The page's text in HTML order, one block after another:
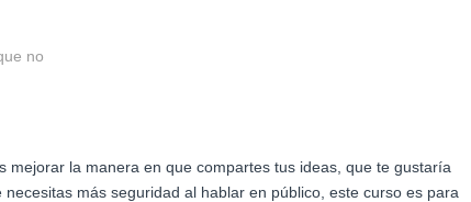
no
mejorar la manera en que compartes tus ideas, que te gustaría
más seguridad al hablar en público, este curso es para